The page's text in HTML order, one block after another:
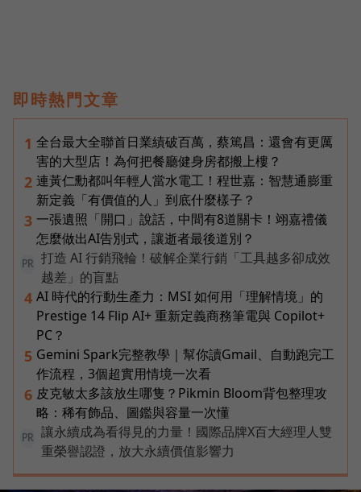
即時熱門文章
1 全台最大全聯首日業績破百萬，蔡篤昌：還會有更厲
害的大型店！為何把餐廳健身房都搬上樓？
2 連黃仁勳都叫年輕人當水電工！程世嘉：智慧通膨重
新定義「有價值的人」到底什麼樣子？
3 一張遺照「開口」說話，中間有8道關卡！翊嘉禮儀
怎麼做出AI告別式，讓逝者最後道別？
PR
打造 AI 行銷飛輪！破解企業行銷「工具越多卻成效
越差」的盲點
4 AI 時代的行動生產力：MSI 如何用「理解情境」的
Prestige 14 Flip AI+ 重新定義商務筆電與 Copilot+
PC？
5 Gemini Spark完整教學｜幫你讀Gmail、自動跑完工
作流程，3個超實用情境一次看
6 皮克敏太多該放生哪隻？Pikmin Bloom背包整理攻
略：稀有飾品、圖鑑與容量一次懂
PR
讓永續成為看得見的力量！國際品牌X百大經理人雙
重榮譽認證，放大永續價值影響力